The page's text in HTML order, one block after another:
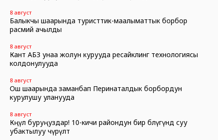
8 август
Балыкчы шаарында туристтик-маалыматтык борбор
расмий ачылды
8 август
Кант АБЗ унаа жолун курууда ресайклинг технологиясы
колдонулууда
8 август
Ош шаарында заманбап Перинаталдык борбордун
курулушу уланууда
8 август
Көңүл буруңуздар! 10-кичи райондун бир бөлүгүндө суу
убактылуу өчүрүлөт